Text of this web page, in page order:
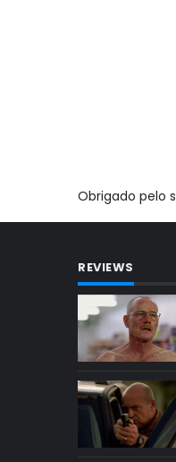
Obrigado pelo
REVIEWS